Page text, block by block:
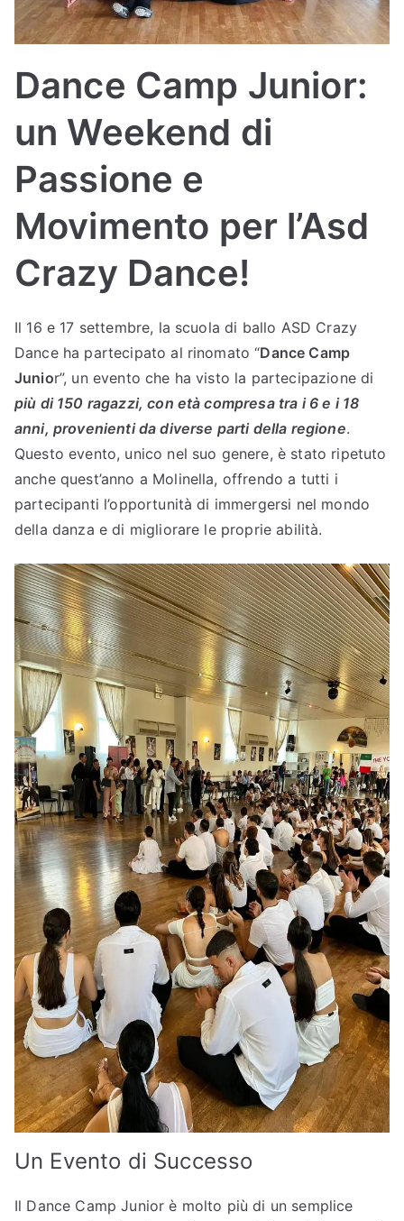
Sc
uol
Bal
Bu
dri
o
Dance Camp Junior:
un Weekend di
Passione e
Movimento per l’Asd
Crazy Dance!
Il 16 e 17 settembre, la scuola di ballo ASD Crazy
Dance ha partecipato al rinomato “Dance Camp
Junior”, un evento che ha visto la partecipazione di
più di 150 ragazzi, con età compresa tra i 6 e i 18
anni, provenienti da diverse parti della regione.
Questo evento, unico nel suo genere, è stato ripetuto
anche quest’anno a Molinella, offrendo a tutti i
partecipanti l’opportunità di immergersi nel mondo
della danza e di migliorare le proprie abilità.
Un Evento di Successo
Il Dance Camp Junior è molto più di un semplice